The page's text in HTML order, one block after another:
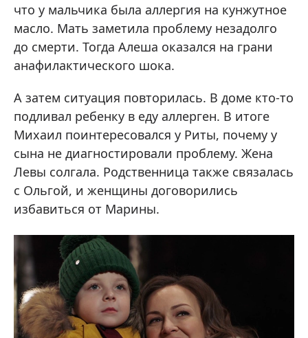
что у мальчика была аллергия на кунжутное
масло. Мать заметила проблему незадолго
до смерти. Тогда Алеша оказался на грани
анафилактического шока.
А затем ситуация повторилась. В доме кто-то
подливал ребенку в еду аллерген. В итоге
Михаил поинтересовался у Риты, почему у
сына не диагностировали проблему. Жена
Левы солгала. Родственница также связалась
с Ольгой, и женщины договорились
избавиться от Марины.